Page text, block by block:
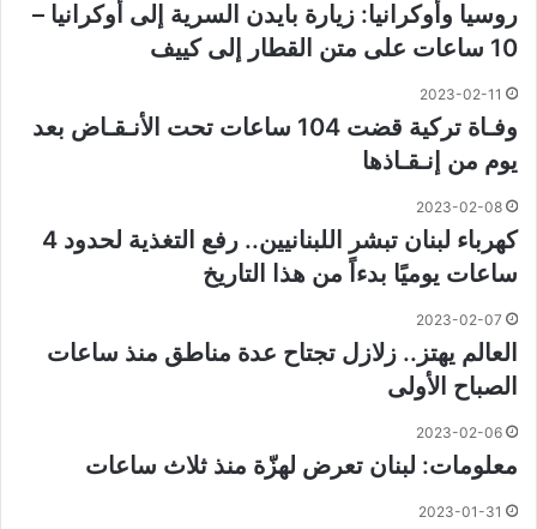
روسيا وأوكرانيا: زيارة بايدن السرية إلى أوكرانيا –
10 ساعات على متن القطار إلى كييف
2023-02-11
وفـاة تركية قضت 104 ساعات تحت الأنـقـاض بعد
يوم من إنـقـاذها
2023-02-08
كهرباء لبنان تبشر اللبنانيين.. رفع التغذية لحدود 4
ساعات يوميًا بدءاً من هذا التاريخ
2023-02-07
العالم يهتز.. زلازل تجتاح عدة مناطق منذ ساعات
الصباح الأولى
2023-02-06
معلومات: ⁧‫لبنان‬⁩ تعرض لهزّة منذ ثلاث ساعات
2023-01-31